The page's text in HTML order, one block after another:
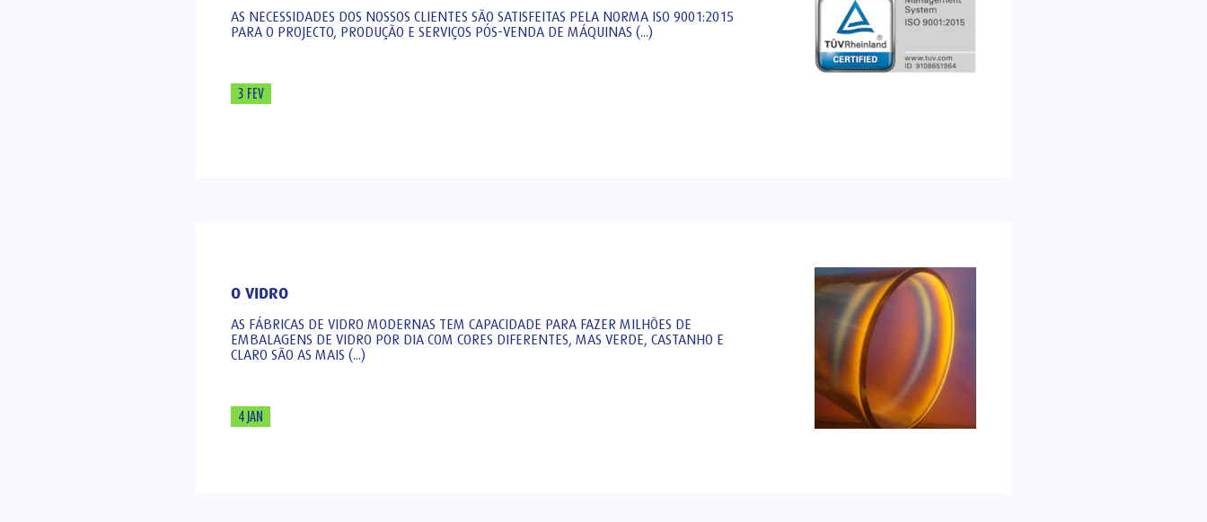
AS NECESSIDADES DOS NOSSOS CLIENTES SÃO SATISFEITAS PELA NORMA ISO 9001:2015
PARA O PROJECTO, PRODUÇÃO E SERVIÇOS PÓS-VENDA DE MÁQUINAS (...)
3 FEV
O VIDRO
AS FÁBRICAS DE VIDRO MODERNAS TEM CAPACIDADE PARA FAZER MILHÕES DE
EMBALAGENS DE VIDRO POR DIA COM CORES DIFERENTES, MAS VERDE, CASTANHO E
CLARO SÃO AS MAIS (...)
4 JAN